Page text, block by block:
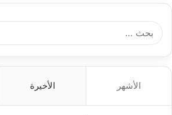
الأشهر الأخيرة